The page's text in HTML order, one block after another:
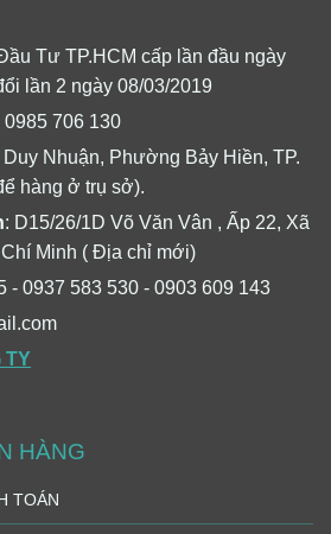
Tư TP.HCM cấp lần đầu ngày
lần 2 ngày 08/03/2019
0985 706 130
Duy Nhuận, Phường Bảy Hiền, TP.
hàng ở trụ sở).
: D15/26/1D Võ Văn Vân , Ấp 22, Xã
Minh ( Địa chỉ mới)
- 0937 583 530 - 0903 609 143
TY
HÀNG
TOÁN